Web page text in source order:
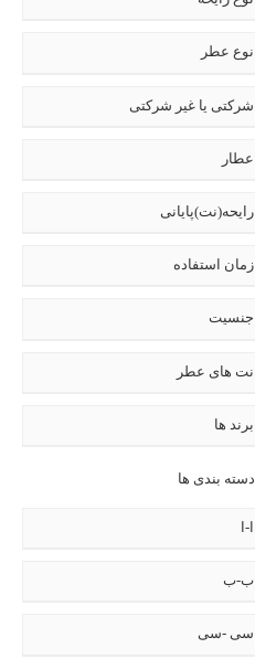
نوع عطر
شرکتی یا غیر شرکتی
عطار
رایحه(نت)پایانی
زمان استفاده
جنسیت
نت های عطر
برند ها
دسته بندی ها
ا-ا
ب-ب
سی -سی